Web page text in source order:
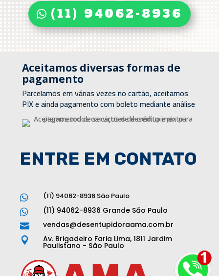
(11) 94062-8936
Aceitamos diversas formas de
pagamento
Parcelamos em várias vezes no cartão, aceitamos
PIX e ainda pagamento com boleto mediante análise
ENTRE EM CONTATO

(11) 94062-8936 São Paulo

(11) 94062-8936 Grande São Paulo
 vendas@desentupidoraama.com.br
 Av. Brigadeiro Faria Lima, 1811 Jardim
Paulistano - São Paulo